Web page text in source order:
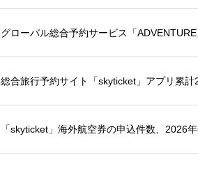
グローバル総合予約サービス「
総合旅行予約サイト「skyticket」アプリ累計